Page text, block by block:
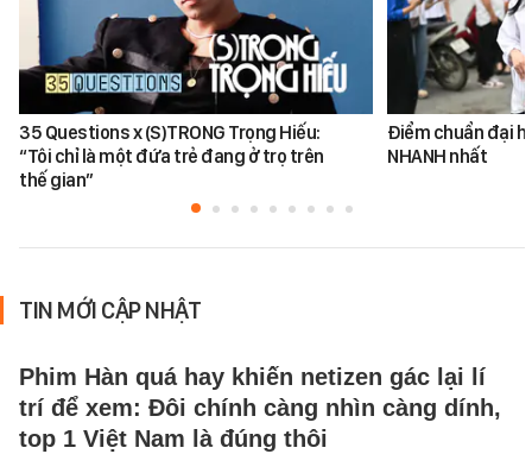
35 Questions x (S)TRONG Trọng Hiếu:
“Tôi chỉ là một đứa trẻ đang ở trọ trên
thế gian”
Điểm chuẩn đại
NHANH nhất
TIN MỚI CẬP NHẬT
Phim Hàn quá hay khiến netizen gác lại lí
trí để xem: Đôi chính càng nhìn càng dính,
top 1 Việt Nam là đúng thôi